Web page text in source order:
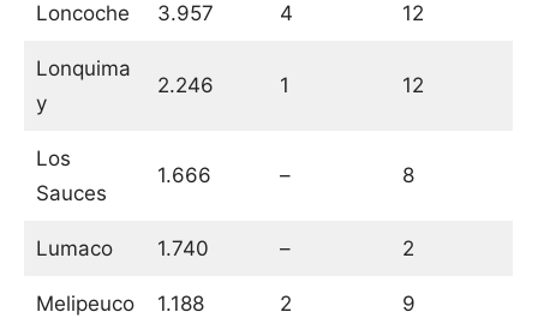
Loncoche 3.957 4 12
Lonquima
y
2.246 1 12
Los
Sauces
1.666 – 8
Lumaco 1.740 – 2
Melipeuco 1.188 2 9